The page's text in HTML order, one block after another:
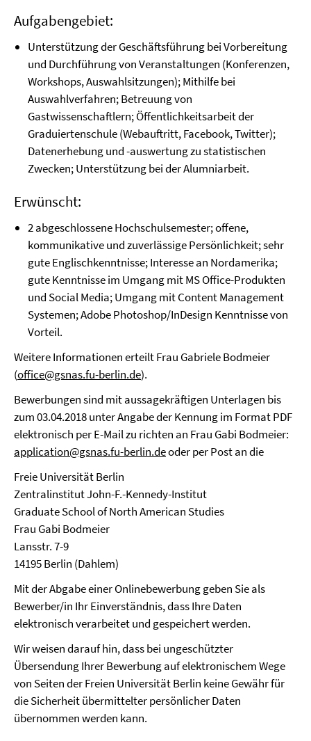
Aufgabengebiet:
Unterstützung der Geschäftsführung bei Vorbereitung
und Durchführung von Veranstaltungen (Konferenzen,
Workshops, Auswahlsitzungen); Mithilfe bei
Auswahlverfahren; Betreuung von
Gastwissenschaftlern; Öffentlichkeitsarbeit der
Graduiertenschule (Webauftritt, Facebook, Twitter);
Datenerhebung und -auswertung zu statistischen
Zwecken; Unterstützung bei der Alumniarbeit.
Erwünscht:
2 abgeschlossene Hochschulsemester; offene,
kommunikative und zuverlässige Persönlichkeit; sehr
gute Englischkenntnisse; Interesse an Nordamerika;
gute Kenntnisse im Umgang mit MS Office-Produkten
und Social Media; Umgang mit Content Management
Systemen; Adobe Photoshop/InDesign Kenntnisse von
Vorteil.
Weitere Informationen erteilt Frau Gabriele Bodmeier
(office@gsnas.fu-berlin.de).
Bewerbungen sind mit aussagekräftigen Unterlagen bis
zum 03.04.2018 unter Angabe der Kennung im Format PDF
elektronisch per E-Mail zu richten an Frau Gabi Bodmeier:
application@gsnas.fu-berlin.deoder per Post an die
Freie Universität Berlin
Zentralinstitut John-F.-Kennedy-Institut
Graduate School of North American Studies
Frau Gabi Bodmeier
Lansstr. 7-9
14195 Berlin (Dahlem)
Mit der Abgabe einer Onlinebewerbung geben Sie als
Bewerber/in Ihr Einverständnis, dass Ihre Daten
elektronisch verarbeitet und gespeichert werden.
Wir weisen darauf hin, dass bei ungeschützter
Übersendung Ihrer Bewerbung auf elektronischem Wege
von Seiten der Freien Universität Berlin keine Gewähr für
die Sicherheit übermittelter persönlicher Daten
übernommen werden kann.